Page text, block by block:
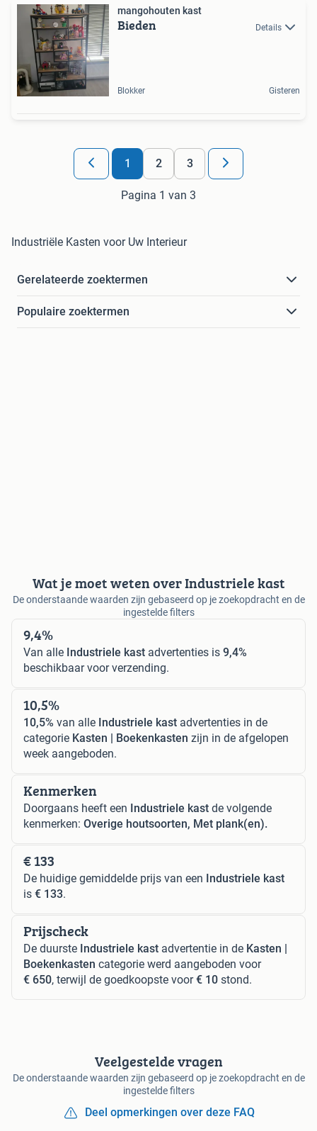
mangohouten kast
Bieden Details
Blokker Gisteren
1 2 3
Pagina 1 van 3
Industriële Kasten voor Uw Interieur
Gerelateerde zoektermen
Populaire zoektermen
Wat je moet weten over Industriele kast
De onderstaande waarden zijn gebaseerd op je zoekopdracht en de
ingestelde filters
9,4%
Van alle Industriele kast advertenties is 9,4%
beschikbaar voor verzending.
10,5%
10,5% van alle Industriele kast advertenties in de
categorie Kasten | Boekenkasten zijn in de afgelopen
week aangeboden.
Kenmerken
Doorgaans heeft een Industriele kast de volgende
kenmerken: Overige houtsoorten, Met plank(en).
€ 133
De huidige gemiddelde prijs van een Industriele kast
is € 133.
Prijscheck
De duurste Industriele kast advertentie in de Kasten |
Boekenkasten categorie werd aangeboden voor
€ 650, terwijl de goedkoopste voor€ 10 stond.
Veelgestelde vragen
De onderstaande waarden zijn gebaseerd op je zoekopdracht en de
ingestelde filters
Deel opmerkingen over deze FAQ